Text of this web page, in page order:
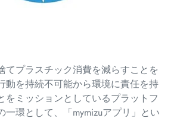
てプラスチック消費を減らすことを
動を持続不可能から環境に責任を持
をミッションとしているプラットフ
一環として、「mymizuアプリ」とい